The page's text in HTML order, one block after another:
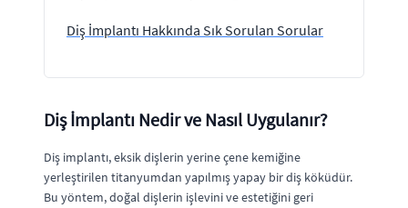
Diş İmplantı Hakkında Sık Sorulan Sorular
Diş İmplantı Nedir ve Nasıl Uygulanır?
Diş implantı, eksik dişlerin yerine çene kemiğine
yerleştirilen titanyumdan yapılmış yapay bir diş köküdür.
Bu yöntem, doğal dişlerin işlevini ve estetiğini geri